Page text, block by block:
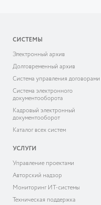
СИСТЕМЫ
Электронный архив
Долговременный архив
Система управления договорами
Система электронного
документооборота
Кадровый электронный
документооборот
Каталог всех систем
УСЛУГИ
Управление проектами
Авторский надзор
Мониторинг ИТ-системы
Техническая поддержка